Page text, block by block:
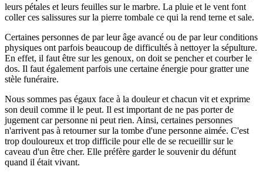
leurs pétales et leurs feuilles sur le marbre. La pluie et le vent font
coller ces salissures sur la pierre tombale ce qui la rend terne et sale.
Certaines personnes de par leur âge avancé ou de par leur conditions
physiques ont parfois beaucoup de difficultés à nettoyer la sépulture.
En effet, il faut être sur les genoux, on doit se pencher et courber le
dos. Il faut également parfois une certaine énergie pour gratter une
stèle funéraire.
Nous sommes pas égaux face à la douleur et chacun vit et exprime
son deuil comme il le peut. Il est important de ne pas porter de
jugement car personne ni peut rien. Ainsi, certaines personnes
n'arrivent pas à retourner sur la tombe d'une personne aimée. C'est
trop douloureux et trop difficile pour elle de se recueillir sur le
caveau d'un être cher. Elle préfère garder le souvenir du défunt
quand il était vivant.